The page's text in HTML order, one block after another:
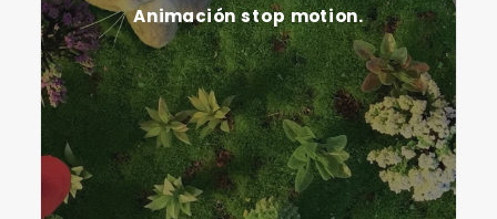
Animación stop motion.